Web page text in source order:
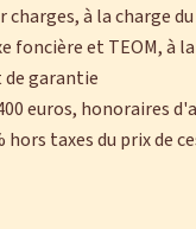
à la charge
foncière et TEOM, à
de garantie
euros, honoraires
hors taxes du prix de